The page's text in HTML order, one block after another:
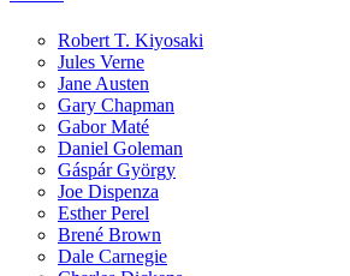
Robert T. Kiyosaki
Jules Verne
Jane Austen
Gary Chapman
Gabor Maté
Daniel Goleman
Gáspár György
Joe Dispenza
Esther Perel
Brené Brown
Dale Carnegie